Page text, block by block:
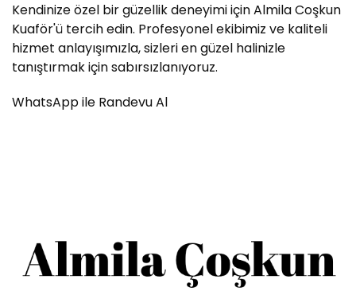
Kendinize özel bir güzellik deneyimi için Almila Coşkun
Kuaför'ü tercih edin. Profesyonel ekibimiz ve kaliteli
hizmet anlayışımızla, sizleri en güzel halinizle
tanıştırmak için sabırsızlanıyoruz.
WhatsApp ile Randevu Al